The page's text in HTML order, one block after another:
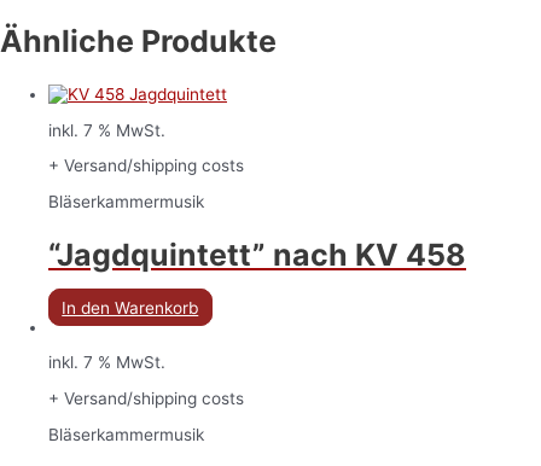
Ähnliche Produkte
inkl. 7 % MwSt.
+ Versand/shipping costs
Bläserkammermusik
“Jagdquintett” nach KV 458
In den Warenkorb
inkl. 7 % MwSt.
+ Versand/shipping costs
Bläserkammermusik